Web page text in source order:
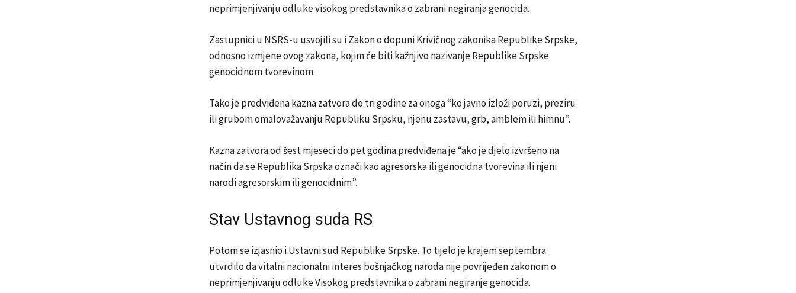
neprimjenjivanju odluke visokog predstavnika o zabrani negiranja genocida.
Zastupnici u NSRS-u usvojili su i Zakon o dopuni Krivičnog zakonika Republike Srpske,
odnosno izmjene ovog zakona, kojim će biti kažnjivo nazivanje Republike Srpske
genocidnom tvorevinom.
Tako je predviđena kazna zatvora do tri godine za onoga “ko javno izloži poruzi, preziru
ili grubom omalovažavanju Republiku Srpsku, njenu zastavu, grb, amblem ili himnu”.
Kazna zatvora od šest mjeseci do pet godina predviđena je “ako je djelo izvršeno na
način da se Republika Srpska označi kao agresorska ili genocidna tvorevina ili njeni
narodi agresorskim ili genocidnim”.
Stav Ustavnog suda RS
Potom se izjasnio i Ustavni sud Republike Srpske. To tijelo je krajem septembra
utvrdilo da vitalni nacionalni interes bošnjačkog naroda nije povrijeđen zakonom o
neprimjenjivanju odluke Visokog predstavnika o zabrani negiranje genocida.